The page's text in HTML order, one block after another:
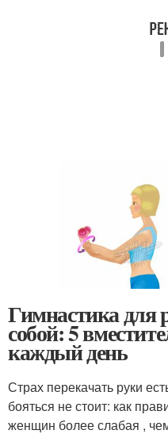
Гимнастика для
собой: 5
каждый день
Страх перекачать руки
бояться не стоит: как
женщин более слабая ,